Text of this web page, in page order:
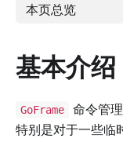
本页总览
基本介绍
GoFrame
命令管
特别是对于一些临